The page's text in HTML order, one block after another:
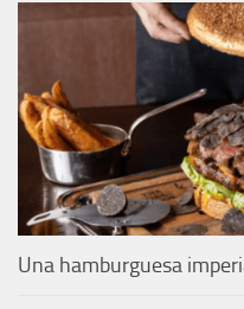
Una hamburguesa